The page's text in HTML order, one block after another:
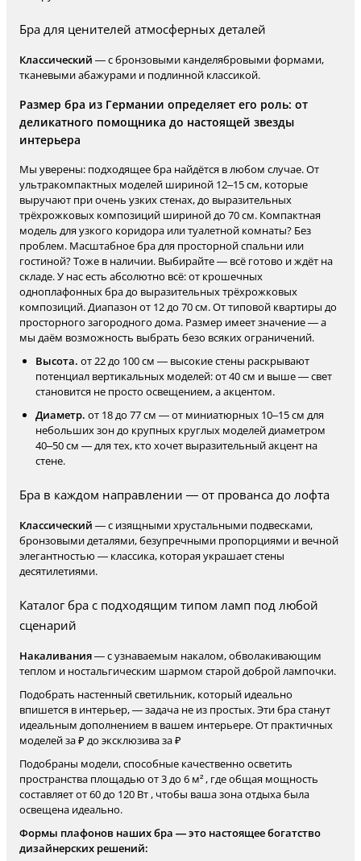
Бра для ценителей атмосферных деталей
Классический — с бронзовыми канделябровыми формами,
тканевыми абажурами и подлинной классикой.
Размер бра из Германии определяет его роль: от
деликатного помощника до настоящей звезды
интерьера
Мы уверены: подходящее бра найдётся в любом случае. От
ультракомпактных моделей шириной 12–15 см, которые
выручают при очень узких стенах, до выразительных
трёхрожковых композиций шириной до 70 см. Компактная
модель для узкого коридора или туалетной комнаты? Без
проблем. Масштабное бра для просторной спальни или
гостиной? Тоже в наличии. Выбирайте — всё готово и ждёт на
складе. У нас есть абсолютно всё: от крошечных
одноплафонных бра до выразительных трёхрожковых
композиций. Диапазон от 12 до 70 см. От типовой квартиры до
просторного загородного дома. Размер имеет значение — а
мы даём возможность выбрать безо всяких ограничений.
Высота. от 22 до 100 см — высокие стены раскрывают
потенциал вертикальных моделей: от 40 см и выше — свет
становится не просто освещением, а акцентом.
Диаметр. от 18 до 77 см — от миниатюрных 10–15 см для
небольших зон до крупных круглых моделей диаметром
40–50 см — для тех, кто хочет выразительный акцент на
стене.
Бра в каждом направлении — от прованса до лофта
Классический — с изящными хрустальными подвесками,
бронзовыми деталями, безупречными пропорциями и вечной
элегантностью — классика, которая украшает стены
десятилетиями.
Каталог бра с подходящим типом ламп под любой
сценарий
Накаливания— с узнаваемым накалом, обволакивающим
теплом и ностальгическим шармом старой доброй лампочки.
Подобрать настенный светильник, который идеально
впишется в интерьер, — задача не из простых. Эти бра станут
идеальным дополнением в вашем интерьере. От практичных
моделей за ₽ до эксклюзива за ₽
Подобраны модели, способные качественно осветить
пространства площадью от 3 до 6 м² , где общая мощность
составляет от 60 до 120 Вт , чтобы ваша зона отдыха была
освещена идеально.
Формы плафонов наших бра — это настоящее богатство
дизайнерских решений: